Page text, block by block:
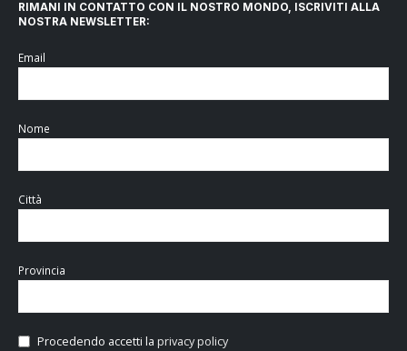
RIMANI IN CONTATTO CON IL NOSTRO MONDO, ISCRIVITI ALLA
NOSTRA NEWSLETTER:
Email
Nome
Città
Provincia
Procedendo accetti la privacy policy